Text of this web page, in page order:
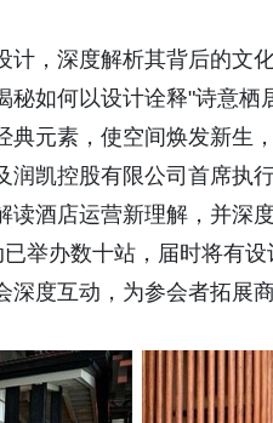
计，深度解析其背后的文
秘如何以设计诠释"诗意
典元素，使空间焕发新生
润凯控股有限公司首席执
读酒店运营新理解，并深
举办数十站，届时将有
深度互动，为参会者拓展